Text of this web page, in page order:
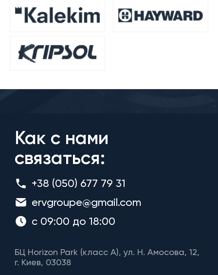
Как с нами
связаться:
+38 (050) 677 79 31
ervgroupe@gmail.com
с 09:00 до 18:00
БЦ Horizon Park (класс A), ул. Н. Амосова, 12,
г. Киев, 03038